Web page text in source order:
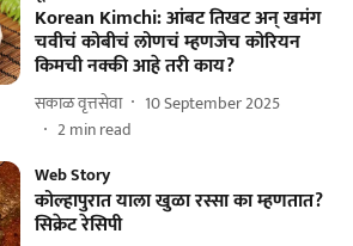
Korean Kimchi: आंबट तिखट अन् खमंग
चवीचं कोबीचं लोणचं म्हणजेच कोरियन
किमची नक्की आहे तरी काय?
सकाळ वृत्तसेवा
10 September 2025
2min read
Web Story
कोल्हापुरात याला खुळा रस्सा का म्हणतात?
सिक्रेट रेसिपी